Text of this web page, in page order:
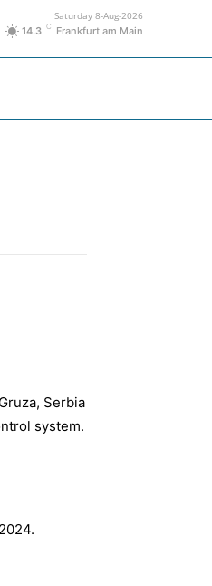
Saturday 8-Aug-2026
14.3 C Frankfurt am Main
Serbia
system.